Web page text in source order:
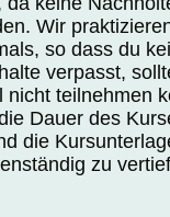
Wir
so dass du
verpasst,
nicht teilnehmen
Dauer des
die
zu